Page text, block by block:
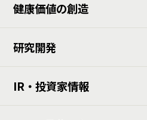
健康価値の創造
研究開発
IR・投資家情報